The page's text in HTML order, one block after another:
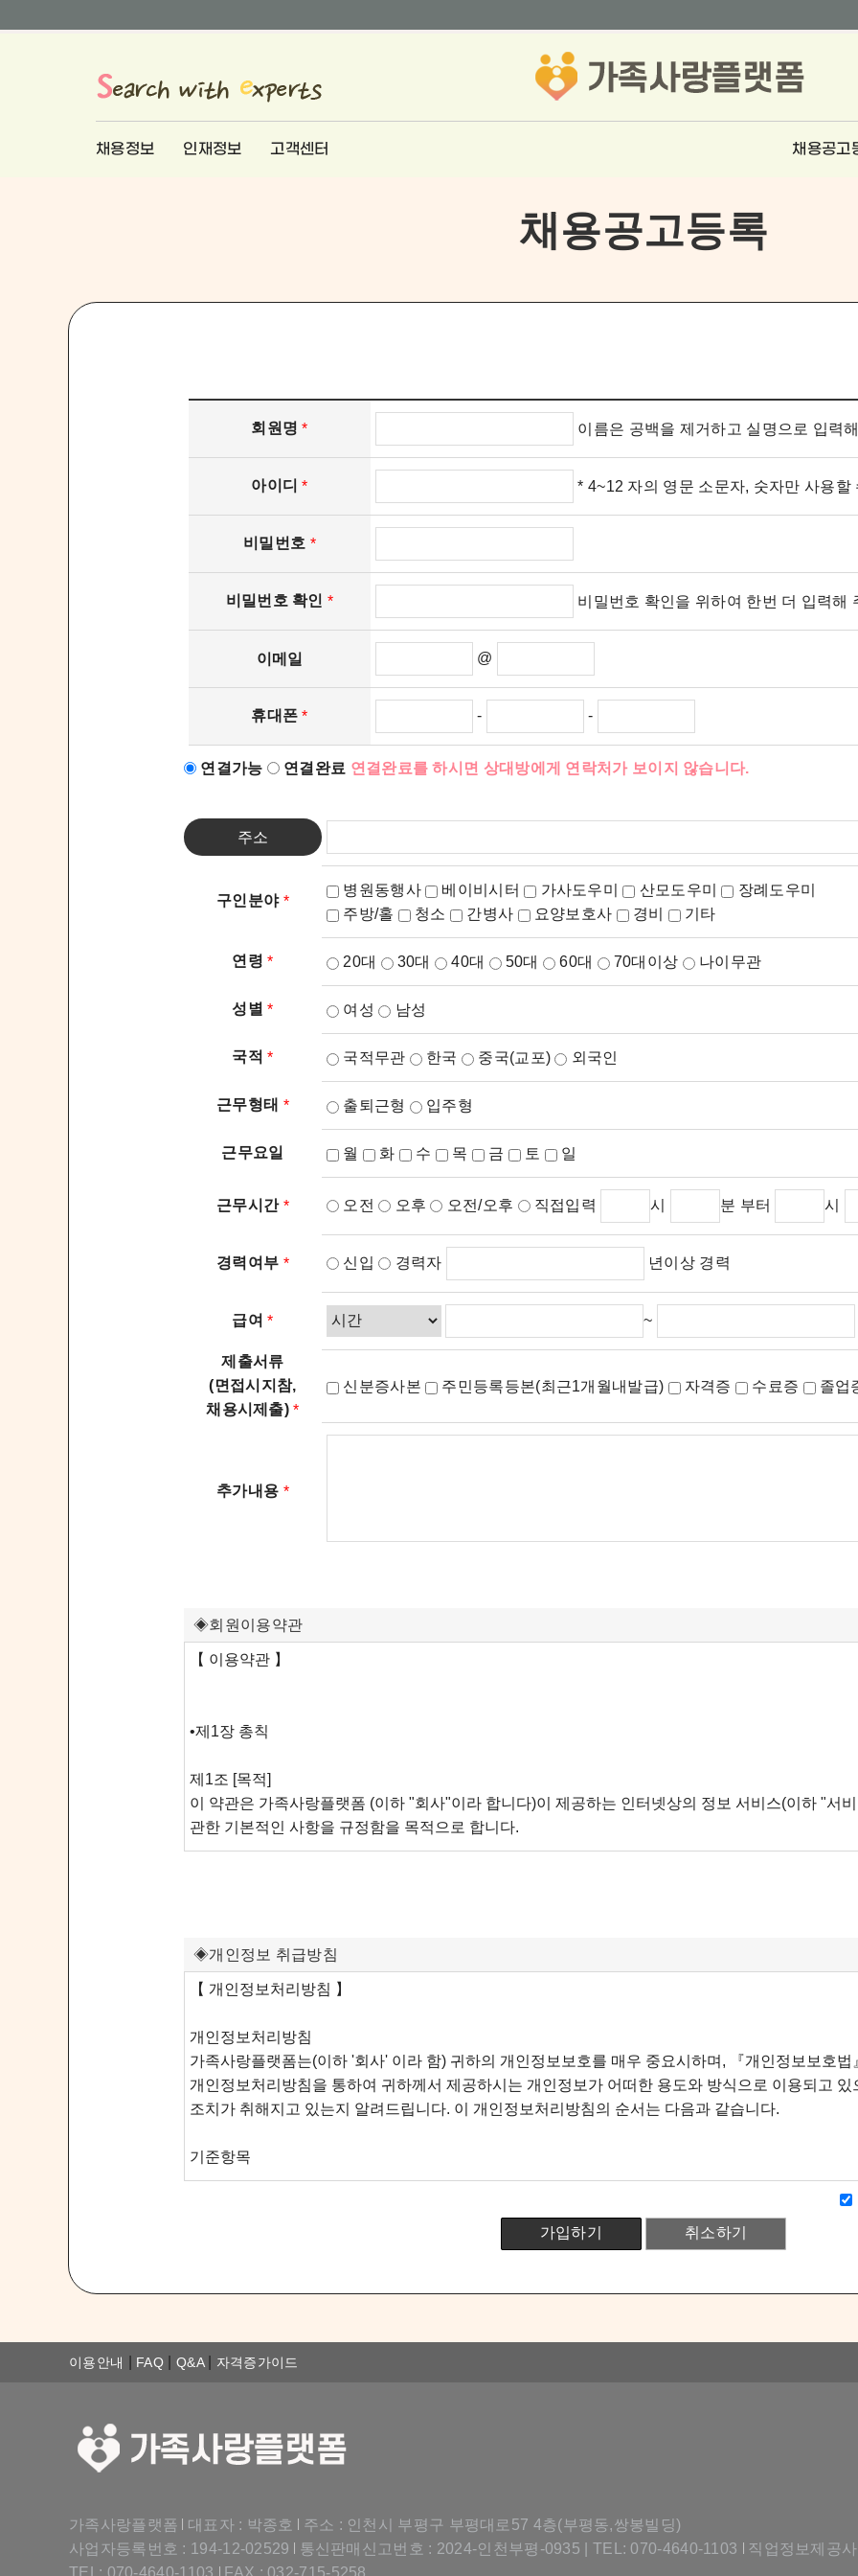
채용정보 인재정보 고객센터 채용공고
채용공고등록
회원명* 이름은 공백을 제거하고 실명으로 입력
아이디* * 4~12 자의 영문 소문자, 숫자만 사용할
비밀번호 *
비밀번호 확인* 비밀번호 확인을 위하여 한번 더 입력해
이메일 @
휴대폰* - -
연결가능 연결완료 연결완료를 하시면 상대방에게 연락처가 보이지 않습니다.
주소
구인분야 *
병원동행사 베이비시터 가사도우미 산모도우미
장례도우미
주방/홀
청소 간병사 요양보호사 경비 기타
연령* 20대 30대 40대 50대 60대 70대이상 나이무관
성별* 여성 남성
국적* 국적무관 한국 중국(교포) 외국인
근무형태 * 출퇴근형 입주형
근무요일 월 화 수 목 금 토 일
근무시간 * 오전 오후 오전/오후 직접입력 시 분 부터 시
경력여부 * 신입 경력자 년이상 경력
급여* ~
제출서류
(면접시지참,
채용시제출)*
신분증사본 주민등록등본(최근1개월내발급) 자격증 수료증 졸업
추가내용 *
◈회원이용약관
◈개인정보 취급방침
가입하기 취소하기
이용안내 FAQ Q&A 자격증가이드
가족사랑플랫폼 | 대표자 : 박종호 | 주소 : 인천시 부평구 부평대로57 4층(부평동,쌍봉빌딩)
사업자등록번호 : 194-12-02529 | 통신판매신고번호 : 2024-인천부평-0935 | TEL: 070-4640-1103 | 직업정보제공
TEL: 070-4640-1103 | FAX : 032-715-5258